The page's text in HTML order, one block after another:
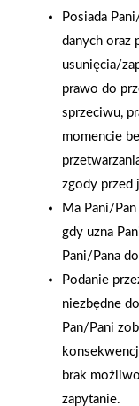
2025-12-31
Otwarcie
Mrówka w
Gwarancja
naszych
Posiada
danych oraz
usunięcia/
prawo do
sprzeciwu,
momencie
zgody przed
Ma Pani/
gdy uzna
Pani/Pana
Podanie
niezbędne
Pan/Pani
brak
zapytanie.
Polityka
Nasz serwis
użytkowania oraz